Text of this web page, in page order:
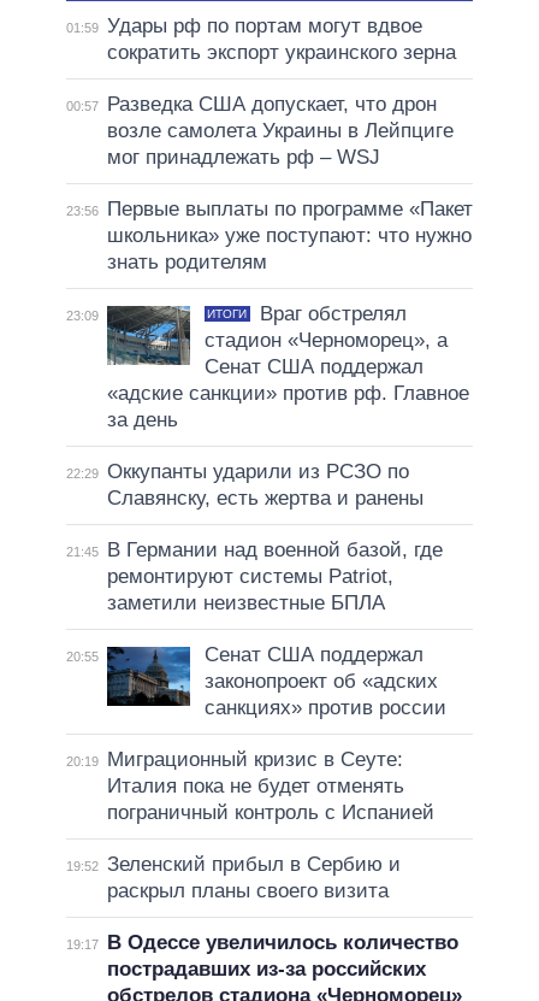
01:59 Удары рф по портам могут вдвое
сократить экспорт украинского зерна
00:57
Разведка США допускает, что дрон
возле самолета Украины в Лейпциге
мог принадлежать рф – WSJ
23:56
Первые выплаты по программе «Пакет
школьника» уже поступают: что нужно
знать родителям
23:09 ИТОГИ
Враг обстрелял
стадион «Черноморец», а
Сенат США поддержал
«адские санкции» против рф. Главное
за день
22:29 Оккупанты ударили из РСЗО по
Славянску, есть жертва и ранены
21:45
В Германии над военной базой, где
ремонтируют системы Patriot,
заметили неизвестные БПЛА
20:55
Сенат США поддержал
законопроект об «адских
санкциях» против россии
20:19
Миграционный кризис в Сеуте:
Италия пока не будет отменять
пограничный контроль с Испанией
19:52 Зеленский прибыл в Сербию и
раскрыл планы своего визита
19:17
В Одессе увеличилось количество
пострадавших из-за российских
обстрелов стадиона «Черноморец»